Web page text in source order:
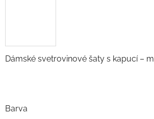
Dámské svetrovinové šaty s kapucí –
Barva